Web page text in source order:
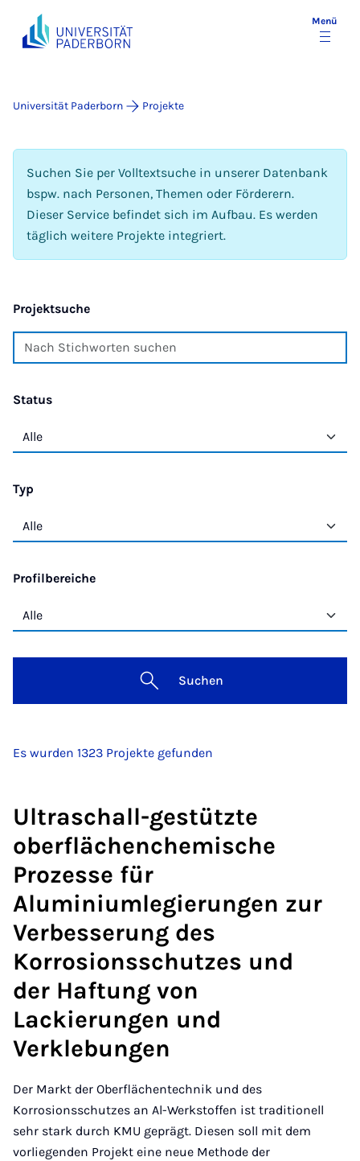
Menü
Universität Paderborn Projekte
Suchen Sie per Volltextsuche in unserer Datenbank
bspw. nach Personen, Themen oder Förderern.
Dieser Service befindet sich im Aufbau. Es werden
täglich weitere Projekte integriert.
Projektsuche
Status
Typ
Profilbereiche
Suchen
Es wurden 1323 Projekte gefunden
Ultraschall-gestützte
oberflächenchemische
Prozesse für
Aluminiumlegierungen zur
Verbesserung des
Korrosionsschutzes und
der Haftung von
Lackierungen und
Verklebungen
Der Markt der Oberflächentechnik und des
Korrosionsschutzes an Al-Werkstoffen ist traditionell
sehr stark durch KMU geprägt. Diesen soll mit dem
vorliegenden Projekt eine neue Methode der